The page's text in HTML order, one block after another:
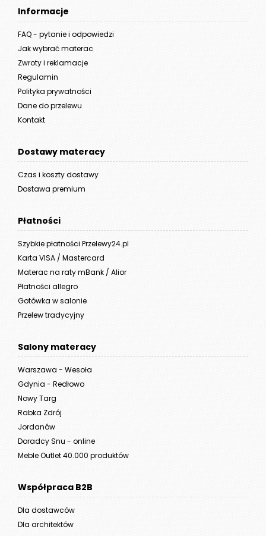
Informacje
FAQ - pytanie i odpowiedzi
Jak wybrać materac
Zwroty i reklamacje
Regulamin
Polityka prywatności
Dane do przelewu
Kontakt
Dostawy materacy
Czas i koszty dostawy
Dostawa premium
Płatności
Szybkie płatności Przelewy24.pl
Karta VISA / Mastercard
Materac na raty mBank / Alior
Płatności allegro
Gotówka w salonie
Przelew tradycyjny
Salony materacy
Warszawa - Wesoła
Gdynia - Redłowo
Nowy Targ
Rabka Zdrój
Jordanów
Doradcy Snu - online
Meble Outlet 40.000 produktów
Współpraca B2B
Dla dostawców
Dla architektów